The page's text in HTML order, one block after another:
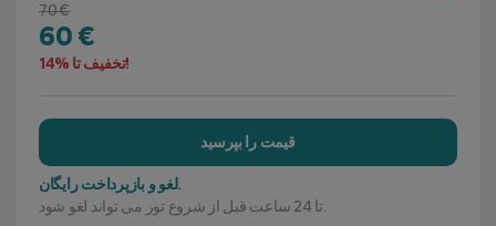
70 €
60 €
تخفیف تا %14!
قیمت را بپرسید
لغو و بازپرداخت رایگان.
تا 24 ساعت قبل از شروع تور می تواند لغو شود.